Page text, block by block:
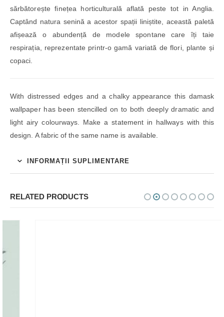
sărbătorește finețea horticulturală aflată peste tot in Anglia.
Captând natura senină a acestor spații liniștite, această paletă
afișează o abundență de modele spontane care îți taie
respirația, reprezentate printr-o gamă variată de flori, plante și
copaci.
With distressed edges and a chalky appearance this damask
wallpaper has been stencilled on to both deeply dramatic and
light airy colourways. Make a statement in hallways with this
design. A fabric of the same name is available.
INFORMAȚII SUPLIMENTARE
RELATED PRODUCTS